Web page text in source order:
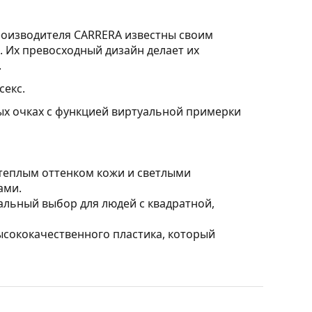
CARRERA известны своим
превосходный дизайн делает их
очках с функцией виртуальной примерки
оттенком кожи и светлыми
выбор для людей с квадратной,
пластика, который
отражения и обеспечивают